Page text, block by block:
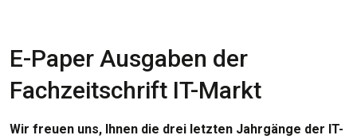
E-Paper Ausgaben der
Fachzeitschrift IT-Markt
Wir freuen uns, Ihnen die drei letzten Jahrgänge der IT-